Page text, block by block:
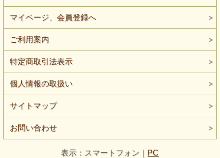
マイページ、会員登録へ
ご利用案内
特定商取引法表示
個人情報の取扱い
サイトマップ
お問い合わせ
表示：スマートフォン｜ PC